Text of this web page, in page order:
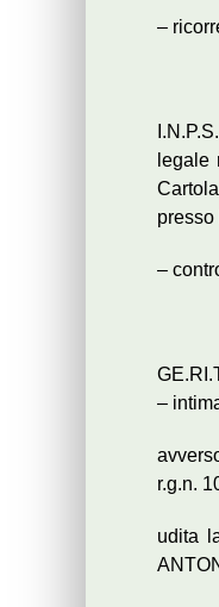
–
legale
presso
–
–
r.g.n.
udita